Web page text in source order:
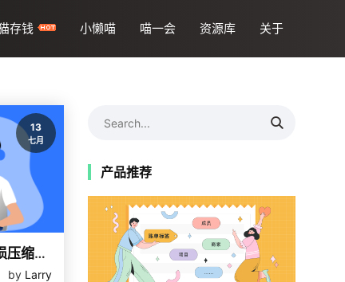
存钱 小懒喵 喵一会 资源库 关于
13
七月
视频太大怎么办？这些无损压缩工具值得一试！
by Larry
产品推荐